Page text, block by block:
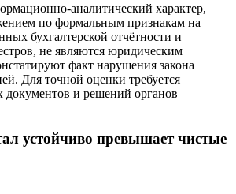
аналитический характер,
по формальным признакам на
бухгалтерской отчётности и
не являются юридическим
факт нарушения закона
Для точной оценки требуется
документов и решений органов
устойчиво превышает чистые